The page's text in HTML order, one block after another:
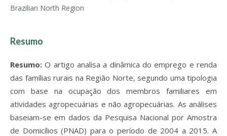
Brazilian North Region
Resumo
Resumo: O artigo analisa a dinâmica do emprego e renda
das famílias rurais na Região Norte, segundo uma tipologia
com base na ocupação dos membros familiares em
atividades agropecuárias e não agropecuárias. As análises
baseiam-se em dados da Pesquisa Nacional por Amostra
de Domicílios (PNAD) para o período de 2004 a 2015. A